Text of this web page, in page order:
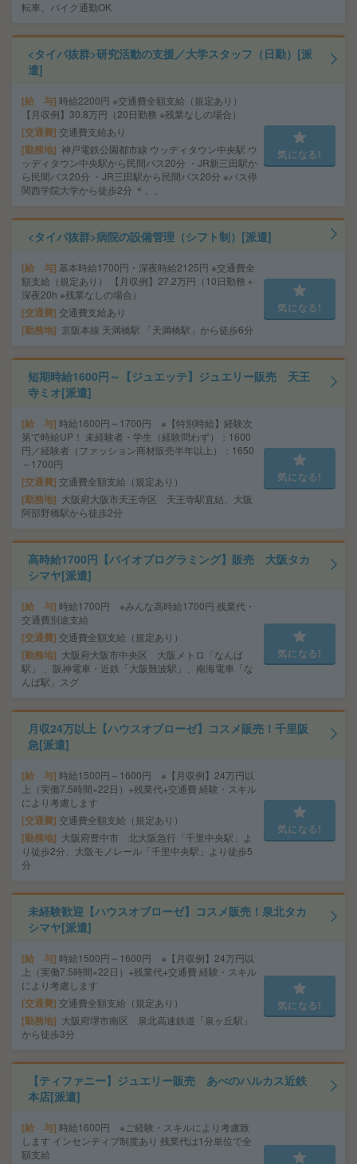
転車、バイク通勤OK
<タイパ抜群>研究活動の支援／大学スタッフ（日勤）[派
遣]
給 与 時給2200円 ※交通費全額支給（規定あり）
【月収例】30.8万円（20日勤務 ※残業なしの場合）
交通費 交通費支給あり
勤務地 神戸電鉄公園都市線 ウッディタウン中央駅 ウ
ッディタウン中央駅から民間バス20分 ・JR新三田駅か
ら民間バス20分 ・JR三田駅から民間バス20分 ※バス停
関西学院大学から徒歩2分 ＊、、
気になる!
<タイパ抜群>病院の設備管理（シフト制）[派遣]
給 与 基本時給1700円・深夜時給2125円 ※交通費全
額支給（規定あり） 【月収例】27.2万円（10日勤務＋
深夜20h ※残業なしの場合）
交通費 交通費支給あり
勤務地 京阪本線 天満橋駅 「天満橋駅」から徒歩6分
気になる!
短期時給1600円～【ジュエッテ】ジュエリー販売 天王
寺ミオ[派遣]
給 与 時給1600円～1700円 ※【特別時給】経験次
第で時給UP！ 未経験者・学生（経験問わず）：1600
円／経験者（ファッション商材販売半年以上）：1650
～1700円
交通費 交通費全額支給（規定あり）
勤務地
大阪府大阪市天王寺区 天王寺駅直結、大阪
阿部野橋駅から徒歩2分
気になる!
高時給1700円【バイオプログラミング】販売 大阪タカ
シマヤ[派遣]
給 与 時給1700円 ※みんな高時給1700円 残業代・
交通費別途支給
交通費 交通費全額支給（規定あり）
勤務地
大阪府大阪市中央区 大阪メトロ「なんば
駅」 、阪神電車・近鉄「大阪難波駅」、南海電車「な
んば駅」スグ
気になる!
月収24万以上【ハウスオブローゼ】コスメ販売！千里阪
急[派遣]
給 与 時給1500円～1600円 ※【月収例】24万円以
上（実働7.5時間×22日）+残業代+交通費 経験・スキル
により考慮します
交通費 交通費全額支給（規定あり）
勤務地
大阪府豊中市 北大阪急行「千里中央駅」よ
り徒歩2分、大阪モノレール「千里中央駅」より徒歩5
分
気になる!
未経験歓迎【ハウスオブローゼ】コスメ販売！泉北タカ
シマヤ[派遣]
給 与 時給1500円～1600円 ※【月収例】24万円以
上（実働7.5時間×22日）+残業代+交通費 経験・スキル
により考慮します
交通費 交通費全額支給（規定あり）
勤務地
大阪府堺市南区 泉北高速鉄道「泉ヶ丘駅」
から徒歩3分
気になる!
【ティファニー】ジュエリー販売 あべのハルカス近鉄
本店[派遣]
給 与 時給1600円 ※ご経験・スキルにより考慮致
します インセンティブ制度あり 残業代は1分単位で全
額支給